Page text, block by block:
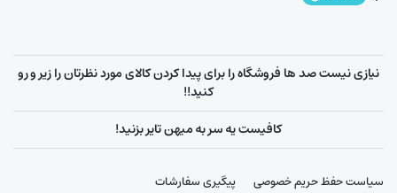
نیازی نیست صد ها فروشگاه را برای پیدا کردن کالای مورد نظرتان را زیر و رو
کنید!!
کافیست یه سر به میهن تایر بزنید!
سیاست حفظ حریم خصوصی پیگیری سفارشات